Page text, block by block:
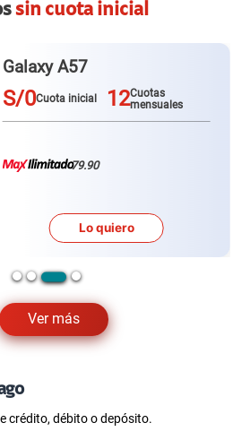
sin cuota inicial
Ver más
Galaxy A57
S/0Cuota inicial 12Cuotas
mensuales
79.90
Lo quiero
crédito, débito o depósito.